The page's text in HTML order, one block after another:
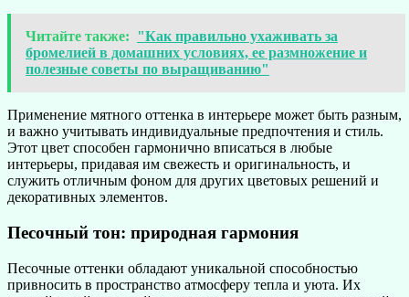
Читайте также: "Как правильно ухаживать за
бромелией в домашних условиях, ее размножение и
полезные советы по выращиванию"
Применение мятного оттенка в интерьере может быть разным,
и важно учитывать индивидуальные предпочтения и стиль.
Этот цвет способен гармонично вписаться в любые
интерьеры, придавая им свежесть и оригинальность, и
служить отличным фоном для других цветовых решений и
декоративных элементов.
Песочный тон: природная гармония
Песочные оттенки обладают уникальной способностью
привносить в пространство атмосферу тепла и уюта. Их